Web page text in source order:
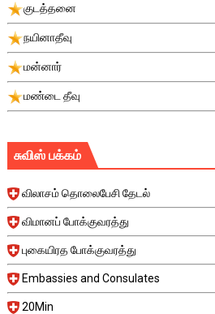
குடத்தனை
நயினாதீவு
மன்னார்
மண்டை தீவு
சுவிஸ் பக்கம்
விலாசம் தொலைபேசி தேடல்
விமானப் போக்குவரத்து
புகையிரத போக்குவரத்து
Embassies and Consulates
20Min